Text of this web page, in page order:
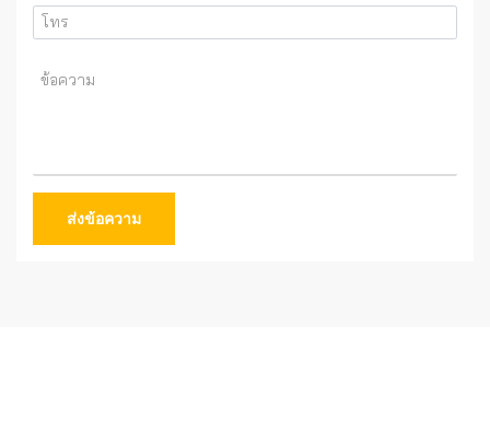
ส่งข้อความ